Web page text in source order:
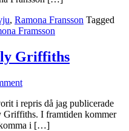
, Ramona Fransson Tagged
Framsson
Griffiths
i repris då jag publicerade
Griffiths. I framtiden kommer
komma i […]